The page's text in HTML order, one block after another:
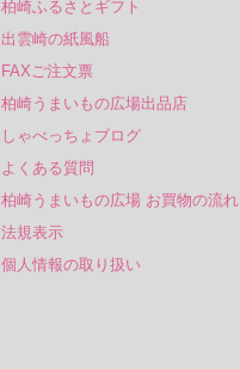
柏崎ふるさとギフト
出雲崎の紙風船
FAXご注文票
柏崎うまいもの広場出品店
しゃべっちょブログ
よくある質問
柏崎うまいもの広場 お買物の流れ
法規表示
個人情報の取り扱い